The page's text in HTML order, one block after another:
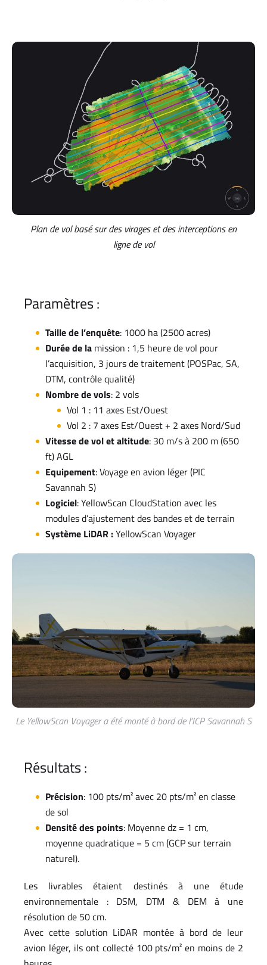
Plan de vol basé sur des virages et des interceptions en
ligne de vol
Paramètres :
Taille de l’enquête: 1000 ha (2500 acres)
Durée de la mission : 1,5 heure de vol pour
l’acquisition, 3 jours de traitement (POSPac, SA,
DTM, contrôle qualité)
Nombre de vols: 2 vols
Vol 1 : 11 axes Est/Ouest
Vol 2 : 7 axes Est/Ouest + 2 axes Nord/Sud
Vitesse de vol et altitude: 30 m/s à 200 m (650
ft) AGL
Equipement: Voyage en avion léger (PIC
Savannah S)
Logiciel: YellowScan CloudStation avec les
modules d’ajustement des bandes et de terrain
Système LiDAR :YellowScan Voyager
Le YellowScan Voyager a été monté à bord de l'ICP Savannah S
Résultats :
Précision: 100 pts/m² avec 20 pts/m² en classe
de sol
Densité des points: Moyenne dz = 1 cm,
moyenne quadratique = 5 cm (GCP sur terrain
naturel).
Les livrables étaient destinés à une étude
environnementale : DSM, DTM & DEM à une
résolution de 50 cm.
Avec cette solution LiDAR montée à bord de leur
avion léger, ils ont collecté 100 pts/m² en moins de 2